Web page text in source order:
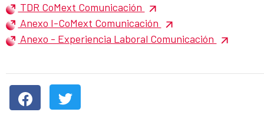
TDR CoMext Comunicación
Anexo I-CoMext Comunicación
Anexo - Experiencia Laboral Comunicación